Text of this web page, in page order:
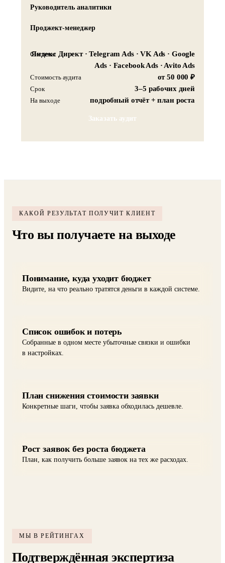
Руководитель аналитики
Проджект-менеджер
Системы
Яндекс Директ · Telegram Ads · VK Ads · Google
Ads · Facebook Ads · Avito Ads
Стоимость аудита от 50 000 ₽
Срок 3–5 рабочих дней
На выходе подробный отчёт + план роста
Заказать аудит
КАКОЙ РЕЗУЛЬТАТ ПОЛУЧИТ КЛИЕНТ
Что вы получаете на выходе
Понимание, куда уходит бюджет
Видите, на что реально тратятся деньги в каждой системе.
Список ошибок и потерь
Собранные в одном месте убыточные связки и ошибки
в настройках.
План снижения стоимости заявки
Конкретные шаги, чтобы заявка обходилась дешевле.
Рост заявок без роста бюджета
План, как получить больше заявок на тех же расходах.
МЫ В РЕЙТИНГАХ
Подтверждённая экспертиза